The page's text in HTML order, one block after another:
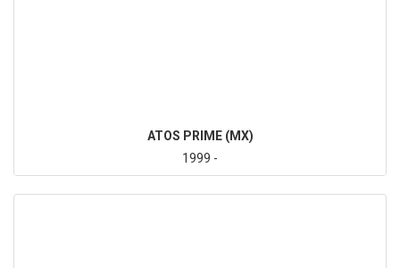
ATOS PRIME (MX)
1999 -